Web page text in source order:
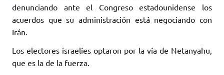
denunciando ante el Congreso estadounidense los
acuerdos que su administración está negociando con
Irán.
Los electores israelíes optaron por la vía de Netanyahu,
que es la de la fuerza.